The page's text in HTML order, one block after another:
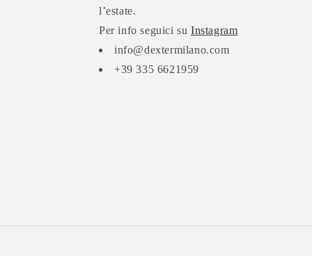
l’estate.
Per info seguici su Instagram
info@dextermilano.com
+39 335 6621959